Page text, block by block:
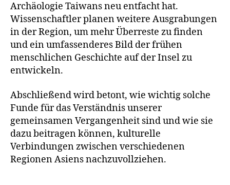
Archäologie Taiwans neu entfacht hat.
Wissenschaftler planen weitere Ausgrabungen
in der Region, um mehr Überreste zu finden
und ein umfassenderes Bild der frühen
menschlichen Geschichte auf der Insel zu
entwickeln.
Abschließend wird betont, wie wichtig solche
Funde für das Verständnis unserer
gemeinsamen Vergangenheit sind und wie sie
dazu beitragen können, kulturelle
Verbindungen zwischen verschiedenen
Regionen Asiens nachzuvollziehen.